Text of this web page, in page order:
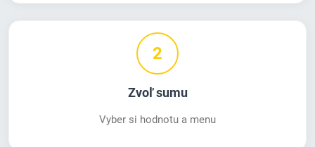
2
Zvoľ sumu
Vyber si hodnotu a menu